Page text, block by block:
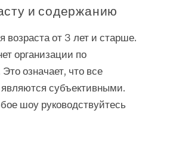
и содержанию
возраста от 3 лет и старше.
организации по
означает, что все
субъективными.
шоу руководствуйтесь